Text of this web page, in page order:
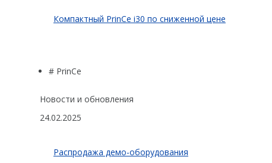
Компактный PrinCe i30 по сниженной цене
# PrinCe
Новости и обновления
24.02.2025
Распродажа демо-оборудования